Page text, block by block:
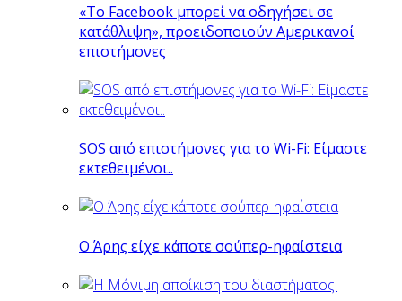
«Το Facebook μπορεί να οδηγήσει σε
κατάθλιψη», προειδοποιούν Αμερικανοί
επιστήμονες
SOS από επιστήμονες για το Wi-Fi: Είμαστε
εκτεθειμένοι..
O Άρης είχε κάποτε σούπερ-ηφαίστεια